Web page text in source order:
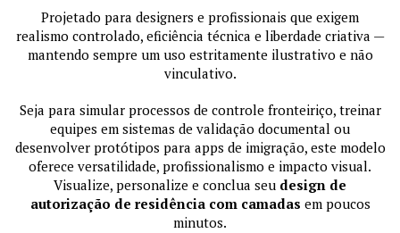
Projetado para designers e profissionais que exigem
realismo controlado, eficiência técnica e liberdade criativa —
mantendo sempre um uso estritamente ilustrativo e não
vinculativo.
Seja para simular processos de controle fronteiriço, treinar
equipes em sistemas de validação documental ou
desenvolver protótipos para apps de imigração, este modelo
oferece versatilidade, profissionalismo e impacto visual.
Visualize, personalize e conclua seu design de
autorização de residência com camadas em poucos
minutos.